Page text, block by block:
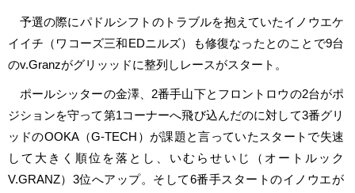
予選の際にパドルシフトのトラブルを抱えていたイノウエケ
イイチ（ワコーズ三和EDニルズ）も修復なったとのことで9台
のv.Granzがグリッッドに整列しレースがスタート。
ポールシッターの金澤、2番手山下とフロントロウの2台がポ
ジションを守って第1コーナーへ飛び込んだのに対して3番グリ
ッドのOOKA（G-TECH）が課題と言っていたスタートで失速
して大きく順位を落とし、いむらせいじ（オートルック
V.GRANZ）3位へアップ。そして6番手スタートのイノウエが